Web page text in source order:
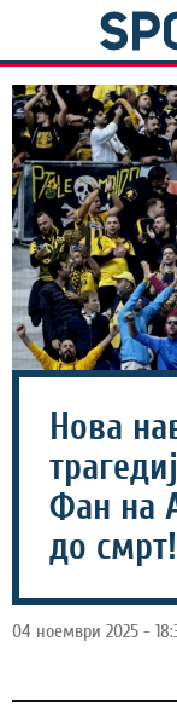
Нова
Фан на
до смрт!
04 ноември 2025 -